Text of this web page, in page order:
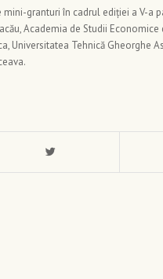
granturi în cadrul ediției a V-a
Academia de Studii
Universitatea Tehnică Gheorghe